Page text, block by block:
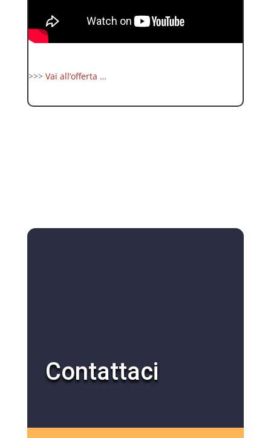
>>> Vai all’offerta …
Contattaci